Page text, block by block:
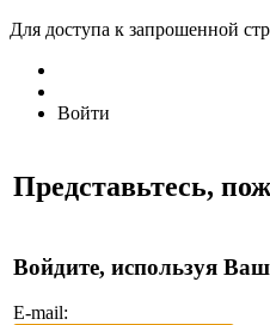
Для доступа к запрошенной
Войти
Представьтесь,
Войдите, используя
E-mail: